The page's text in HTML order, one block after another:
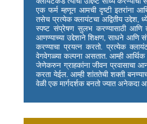
एक फर्म म्हणून आमची दृष्टी इतरांना
तसेच प्रत्येक क्लायंटचा अद्वितीय
स्पष्ट संप्रेषण सुलभ करण्यासाठी आणि
आणण्याच्या उद्देशाने शिक्षण, साधने
करण्याचा प्रयत्न करतो. प्रत्येक
वेगवेगळ्या कल्पना असतात. आम्‍ही आर्थिक
जेणेकरुन ग्राहकांना जीवन प्रवासाचा
करता येईल. आम्ही शांततेची शक्ती
वेळी एक मार्गदर्शक बनतो ज्यात